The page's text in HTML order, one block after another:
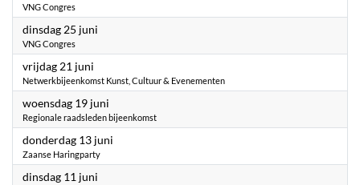
VNG Congres
dinsdag 25 juni
VNG Congres
vrijdag 21 juni
Netwerkbijeenkomst Kunst, Cultuur & Evenementen
woensdag 19 juni
Regionale raadsleden bijeenkomst
donderdag 13 juni
Zaanse Haringparty
dinsdag 11 juni